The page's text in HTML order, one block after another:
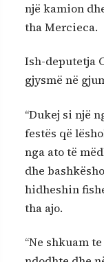
një kamion
tha Mercieca.
Ish-deputetja
gjysmë në
“Dukej si një
festës që
nga ato të
dhe
hidheshin
tha ajo.
“Ne shkuam